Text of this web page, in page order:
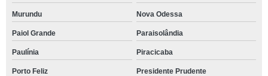
Murundu Nova Odessa
Paiol Grande Paraisolândia
Paulínia Piracicaba
Porto Feliz Presidente Prudente